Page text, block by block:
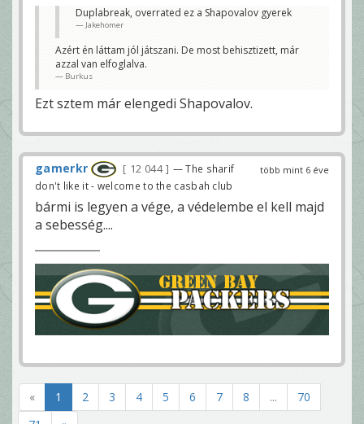
Duplabreak, overrated ez a Shapovalov gyerek
Jakehomer
Azért én láttam jól játszani. De most behisztizett, már
azzal van elfoglalva.
Burkus
Ezt sztem már elengedi Shapovalov.
több mint 6 éve
gamerkr 12 044
— The sharif
don't like it - welcome to the casbah club
bármi is legyen a vége, a védelembe el kell majd
a sebesség....
« 1 2 3 4 5 6 7 8 ...
70